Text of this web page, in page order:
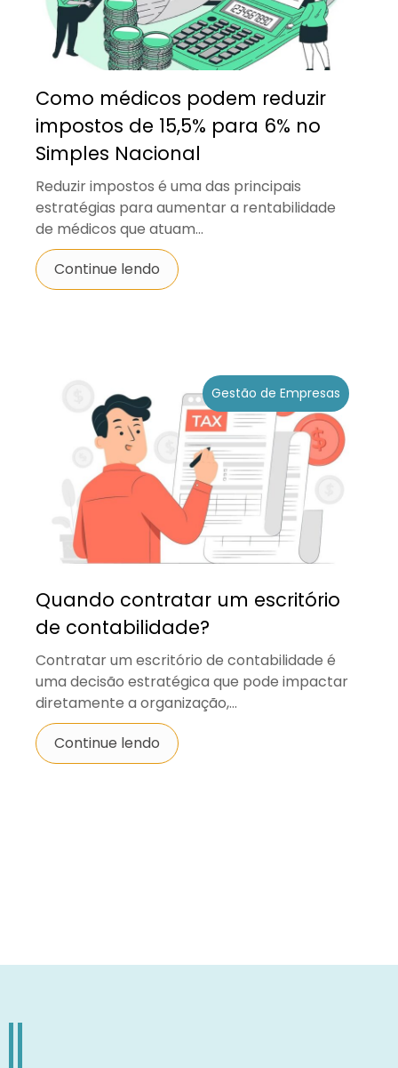
Como médicos podem reduzir
impostos de 15,5% para 6% no
Simples Nacional
Reduzir impostos é uma das principais
estratégias para aumentar a rentabilidade
de médicos que atuam...
Continue lendo
Gestão de Empresas
Quando contratar um escritório
de contabilidade?
Contratar um escritório de contabilidade é
uma decisão estratégica que pode impactar
diretamente a organização,...
Continue lendo